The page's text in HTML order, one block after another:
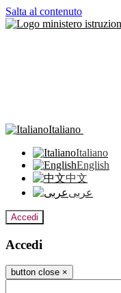
Salta al contenuto
Italiano
Italiano
English
中文
عربى
Accedi
Accedi
button close ×